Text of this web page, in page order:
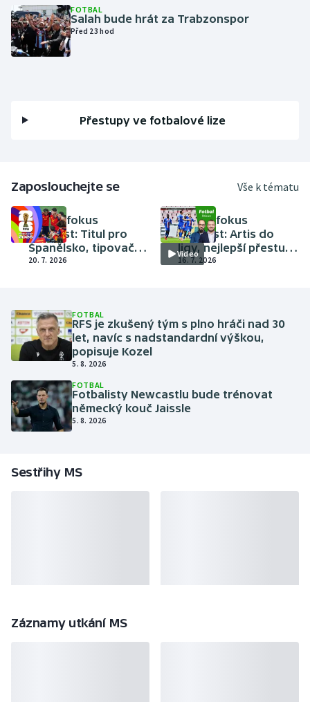
Short track
Sportovní střelba
Triatlon
Vodní slalom
Volejbal
Ostatní
FOTBAL
Salah bude hrát za Trabzonspor
Před 23 hod
Přestupy ve fotbalové lize
Zaposlouchejte se Vše k tématu
FOTBAL
Fotbal fokus
podcast: Titul pro
Španělsko, tipovačka
sezony, co štika ligy?
20. 7. 2026
Video
FOTBAL
Fotbal fokus
podcast: Artis do
ligy, nejlepší přestup,
co finále MS?
16. 7. 2026
FOTBAL
RFS je zkušený tým s plno hráči nad 30
let, navíc s nadstandardní výškou,
popisuje Kozel
5. 8. 2026
FOTBAL
Fotbalisty Newcastlu bude trénovat
německý kouč Jaissle
5. 8. 2026
Sestřihy MS
Záznamy utkání MS